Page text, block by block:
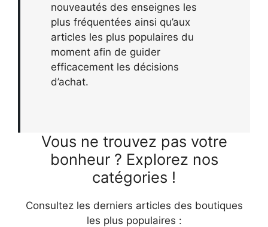
nouveautés des enseignes les
plus fréquentées ainsi qu’aux
articles les plus populaires du
moment afin de guider
efficacement les décisions
d’achat.
Vous ne trouvez pas votre
bonheur ? Explorez nos
catégories !
Consultez les derniers articles des boutiques
les plus populaires :